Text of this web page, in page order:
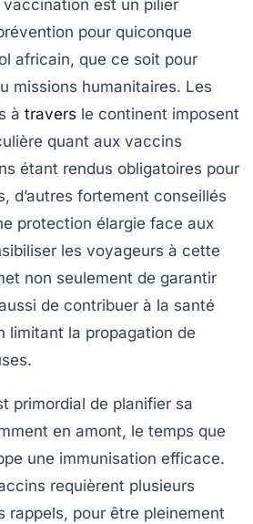
est un pilier
pour quiconque
africain, que ce soit pour
missions humanitaires. Les
à travers le continent imposent
quant aux vaccins
étant rendus obligatoires pour
d’autres fortement conseillés
protection élargie face aux
les voyageurs à cette
non seulement de garantir
de contribuer à la santé
limitant la propagation de
primordial de planifier sa
en amont, le temps que
une immunisation efficace.
requièrent plusieurs
rappels, pour être pleinement